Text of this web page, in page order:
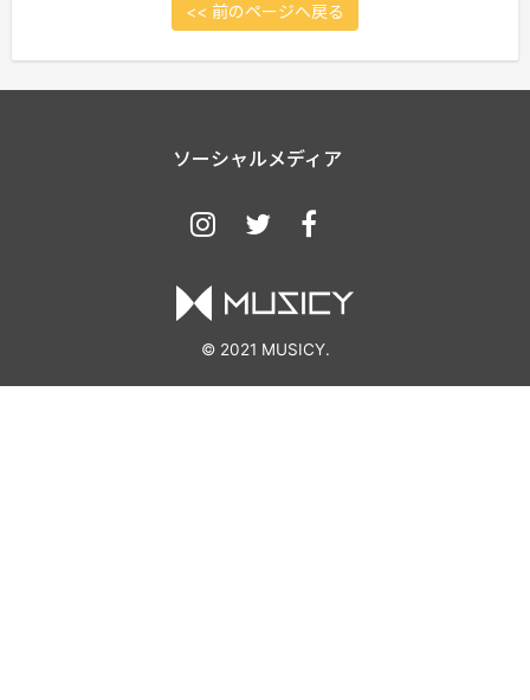
<< 前のページへ戻る
ソーシャルメディア
© 2021 MUSICY.